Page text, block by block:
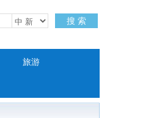
搜 索
旅游